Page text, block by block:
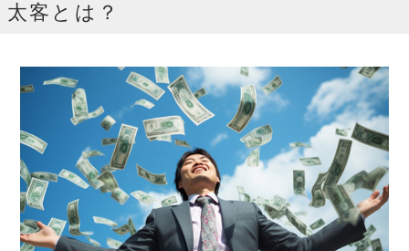
太客とは？